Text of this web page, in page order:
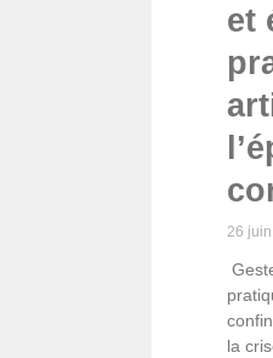
et
26
la